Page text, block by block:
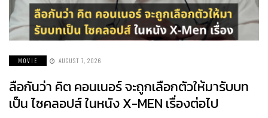
MOVIE AUGUST 7, 2026
ลือกันว่า คิต คอนเนอร์ จะถูกเลือกตัวให้มารับบท
เป็น ไซคลอปส์ ในหนัง X-MEN เรื่องต่อไป